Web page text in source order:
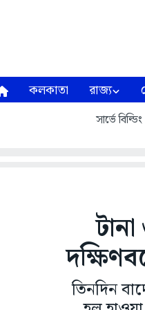
কলকাতা রাজ্য
সার্ভে
তিনদিন